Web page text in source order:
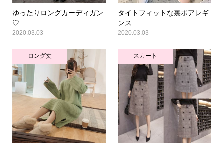
ゆったりロングカーディガン
♡
2020.03.03
タイトフィットな裏ボアレギ
ンス
2020.03.03
ロング丈 スカート